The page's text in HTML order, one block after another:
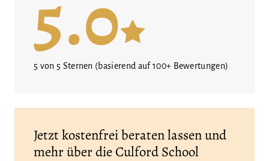
5.0
5 von 5 Sternen (basierend auf 100+ Bewertungen)
Jetzt kostenfrei beraten lassen und
mehr über die Culford School